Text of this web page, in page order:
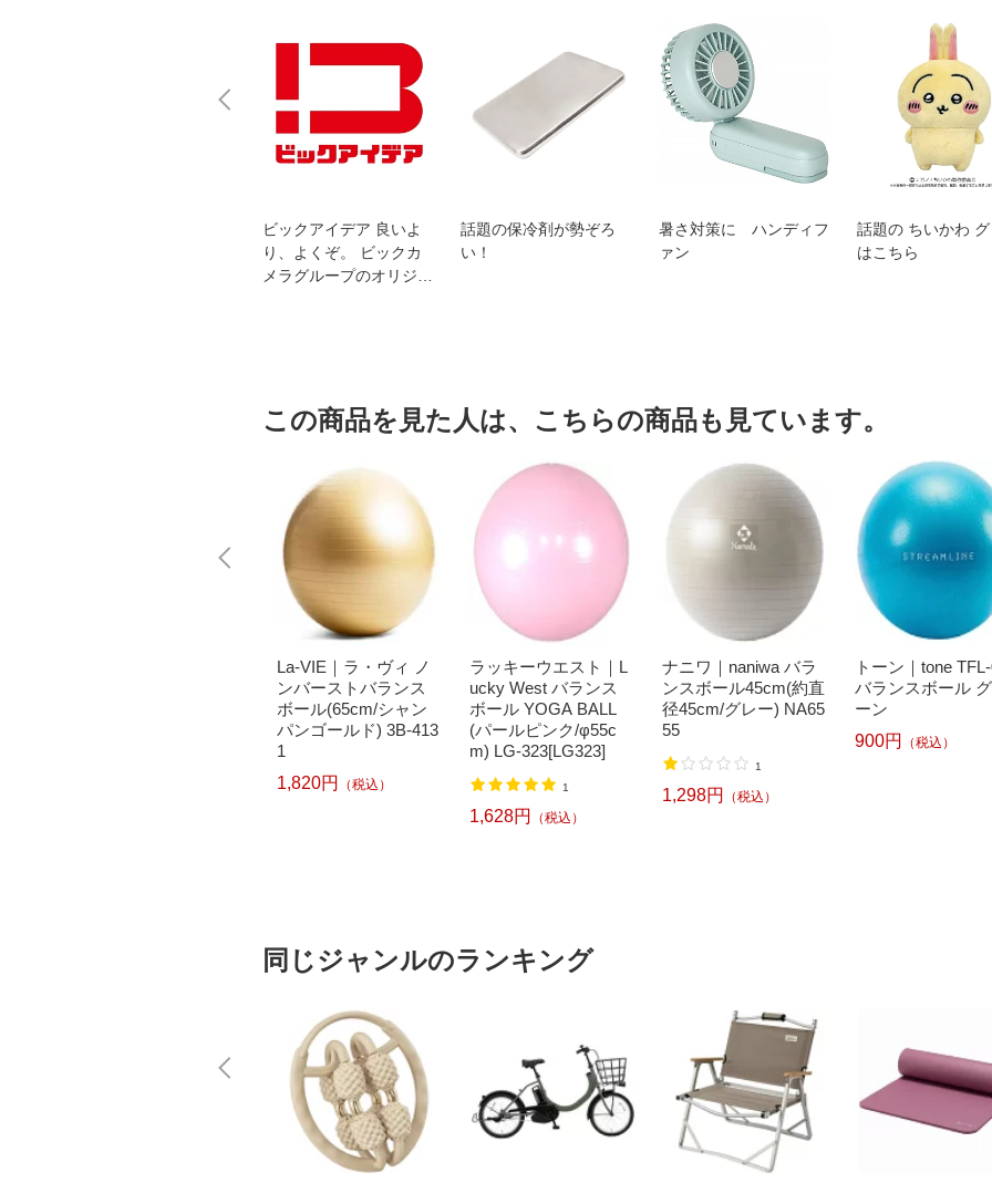
ビックアイデア 良いよ
り、よくぞ。 ビックカ
メラグループのオリジナ
話題の保冷剤が勢ぞろ
い！
暑さ対策に ハンディフ
ァン
話題の ちいかわ
はこちら
この商品を見た人は、こちらの商品も見ています。
La-VIE｜ラ・ヴィ ノ
ンバーストバランス
ボール(65cm/シャン
パンゴールド) 3B-413
1
1,820円
（税込）
ラッキーウエスト｜L
ucky West バランス
ボール YOGA BALL
(パールピンク/φ55c
m) LG-323[LG323]
1
1,628円 （税込）
ナニワ｜naniwa バラ
ンスボール45cm(約直
径45cm/グレー) NA65
55
1
1,298円 （税込）
トーン｜tone
バランスボール グ
ーン
900円
（税込）
同じジャンルのランキング